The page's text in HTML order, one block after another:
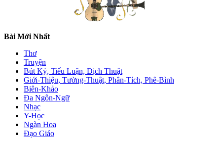
Bài Mới Nhất
Thơ
Truyện
Bút Ký, Tiểu Luận, Dịch Thuật
Giới-Thiệu, Tường-Thuật, Phân-Tích, Phê-Bình
Biên-Khảo
Đa Ngôn-Ngữ
Nhạc
Y-Học
Ngàn Hoa
Đạo Giáo